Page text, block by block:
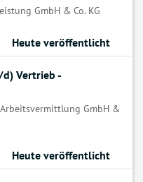
GmbH & Co. KG
Heute veröffentlicht
Vertrieb -
GmbH &
Heute veröffentlicht